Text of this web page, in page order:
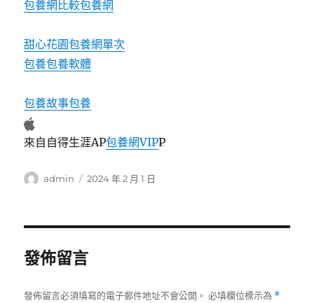
包養網比較包養網
甜心花園包養網單次
包養包養軟體
包養故事包養
來自自得生涯AP包養網VIPP
作
admin
發
2024 年 2 月 1 日
發佈留言
發佈留言必須填寫的電子郵件地址不會公開。 必填欄位標示為 *